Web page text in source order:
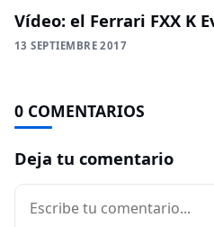
Vídeo: el Ferrari FXX K
13 SEPTIEMBRE 2017
0 COMENTARIOS
Deja tu comentario
Comentario